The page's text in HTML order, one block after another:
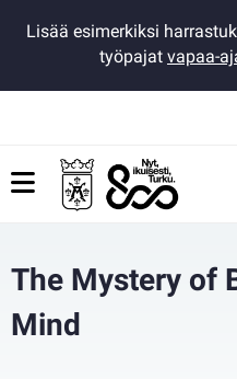
Lisää esimerkiksi
työpajat vapaa-
The Mystery of
Mind